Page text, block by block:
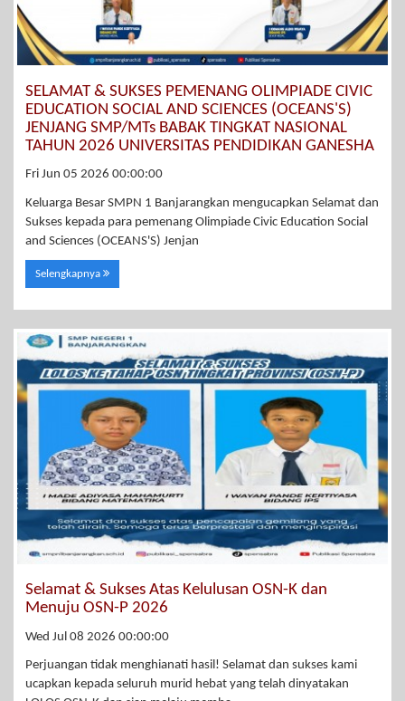
SELAMAT & SUKSES PEMENANG OLIMPIADE CIVIC
EDUCATION SOCIAL AND SCIENCES (OCEANS'S)
JENJANG SMP/MTs BABAK TINGKAT NASIONAL
TAHUN 2026 UNIVERSITAS PENDIDIKAN GANESHA
Fri Jun 05 2026 00:00:00
Keluarga Besar SMPN 1 Banjarangkan mengucapkan Selamat dan
Sukses kepada para pemenang Olimpiade Civic Education Social
and Sciences (OCEANS'S) Jenjan
Selengkapnya
Selamat & Sukses Atas Kelulusan OSN-K dan
Menuju OSN-P 2026
Wed Jul 08 2026 00:00:00
Perjuangan tidak menghianati hasil! Selamat dan sukses kami
ucapkan kepada seluruh murid hebat yang telah dinyatakan